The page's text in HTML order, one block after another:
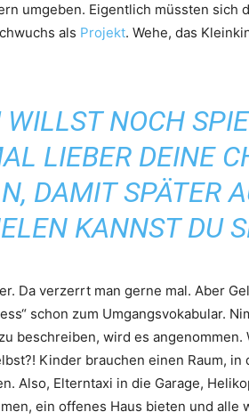
umgeben. Eigentlich müssten sich
als Projekt. Wehe, das
WILLST NOCH
LIEBER DEINE
DAMIT SPÄTER
KANNST DU
Da verzerrt man gerne mal. Aber
schon zum Umgangsvokabular.
beschreiben, wird es angenommen.
Kinder brauchen einen Raum, in
Also, Elterntaxi in die Garage,
ein offenes Haus bieten und alle